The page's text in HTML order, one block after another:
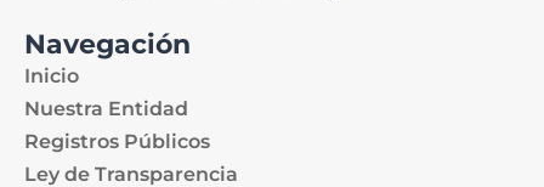
Navegación
Inicio
Nuestra Entidad
Registros Públicos
Ley de Transparencia